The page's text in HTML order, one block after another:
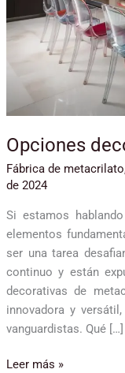
Opciones
Fábrica de metacrilato
de 2024
Si estamos
elementos
ser una tarea
continuo y están
decorativas de
innovadora y
vanguardistas. Qué […]
Leer más »